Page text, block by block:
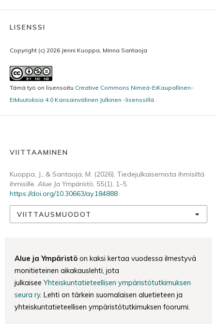
LISENSSI
Copyright (c) 2026 Jenni Kuoppa, Minna Santaoja
Tämä työ on lisensoitu Creative Commons Nimeä-EiKaupallinen-
EiMuutoksia 4.0 Kansainvälinen Julkinen -lisenssillä.
VIITTAAMINEN
Kuoppa, J., & Santaoja, M. (2026). Tiedejulkaisemista ihmisiltä
ihmisille. Alue Ja Ympäristö, 55(1), 1-5.
https://doi.org/10.30663/ay.184888
VIITTAUSMUODOT
Alue ja Ympäristö on kaksi kertaa vuodessa ilmestyvä
monitieteinen aikakauslehti, jota
julkaisee Yhteiskuntatieteellisen ympäristötutkimuksen
seura ry. Lehti on tärkein suomalaisen aluetieteen ja
yhteiskuntatieteellisen ympäristötutkimuksen foorumi.